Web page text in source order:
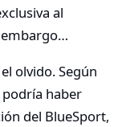
al
olvido. Según
haber
del BlueSport,